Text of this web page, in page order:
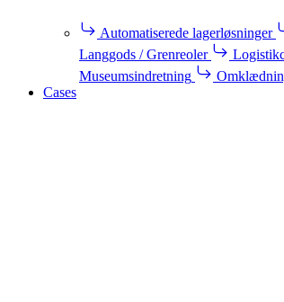
Automatiserede lagerløsninger
Langgods / Grenreoler
Museumsindretning
Cases